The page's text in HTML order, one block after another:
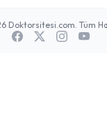
Tüm